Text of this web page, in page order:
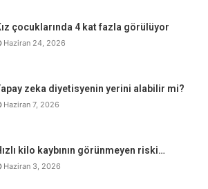
hastalık bu doğrultuda etkin bir
alan yazı, haber, makale, video, yorum ve tüm
hiçbir zaman doktor'un yerini tutamaz, doktor
kullanılamaz, kişisel teşhis ve tedavi
bilgiler sadece bilgilendirme amaçlıdır.
çocuklarında 4 kat fazla görülüyor
Haziran 24, 2026
zeka diyetisyenin yerini alabilir mi?
Haziran 7, 2026
kilo kaybının görünmeyen riski…
Haziran 3, 2026